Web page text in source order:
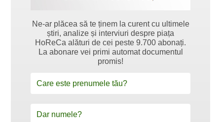
Ne-ar plăcea să te ținem la curent cu ultimele
știri, analize și interviuri despre piața
HoReCa alături de cei peste 9.700 abonați.
La abonare vei primi automat documentul
promis!